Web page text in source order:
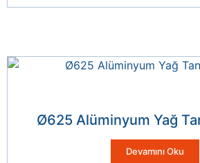
Ø625 Alüminyum Yağ
Devamını Oku